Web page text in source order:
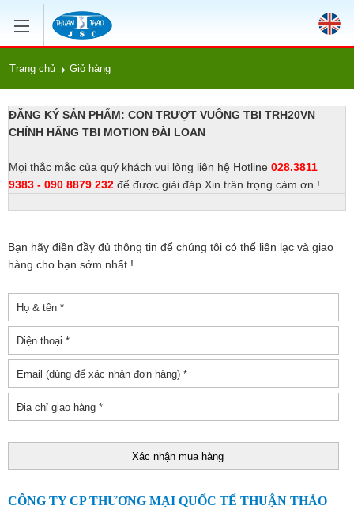
Trang chủ Giỏ hàng
ĐĂNG KÝ SẢN PHẨM: CON TRƯỢT VUÔNG TBI TRH20VN
CHÍNH HÃNG TBI MOTION ĐÀI LOAN
Mọi thắc mắc của quý khách vui lòng liên hệ Hotline 028.3811
9383 - 090 8879 232 để được giải đáp Xin trân trọng cảm ơn !
Bạn hãy điền đầy đủ thông tin để chúng tôi có thể liên lạc và giao
hàng cho bạn sớm nhất !
CÔNG TY CP THƯƠNG MẠI QUỐC TẾ THUẬN THẢO